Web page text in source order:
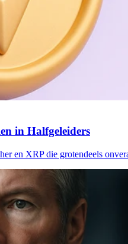
in Halfgeleiders
en XRP die grotendeels